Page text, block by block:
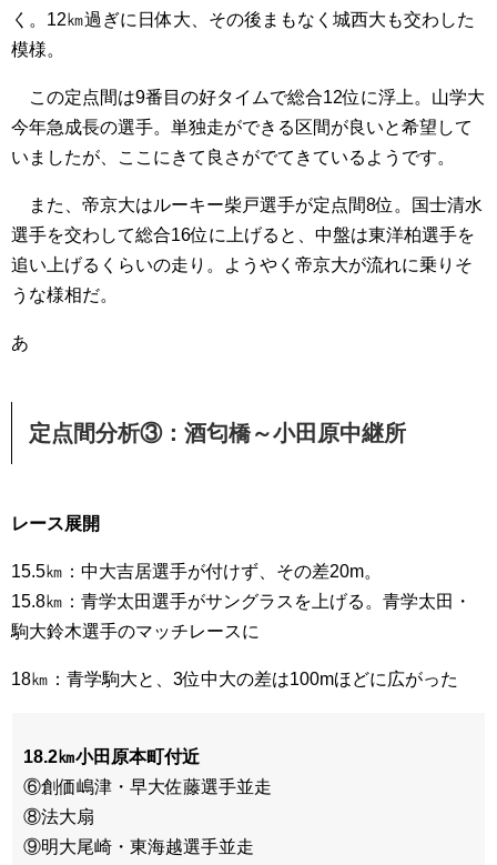
く。12㎞過ぎに日体大、その後まもなく城西大も交わした
模様。
この定点間は9番目の好タイムで総合12位に浮上。山学大
今年急成長の選手。単独走ができる区間が良いと希望して
いましたが、ここにきて良さがでてきているようです。
また、帝京大はルーキー柴戸選手が定点間8位。国士清水
選手を交わして総合16位に上げると、中盤は東洋柏選手を
追い上げるくらいの走り。ようやく帝京大が流れに乗りそ
うな様相だ。
あ
定点間分析③：酒匂橋～小田原中継所
レース展開
15.5㎞：中大吉居選手が付けず、その差20m。
15.8㎞：青学太田選手がサングラスを上げる。青学太田・
駒大鈴木選手のマッチレースに
18㎞：青学駒大と、3位中大の差は100mほどに広がった
18.2㎞小田原本町付近
⑥創価嶋津・早大佐藤選手並走
⑧法大扇
⑨明大尾崎・東海越選手並走